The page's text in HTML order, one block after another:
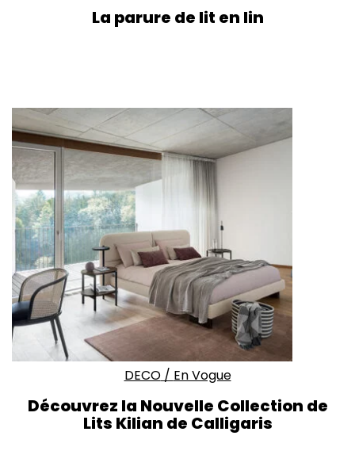
La parure de lit en lin
DECO/ En Vogue
Découvrez la Nouvelle Collection de
Lits Kilian de Calligaris